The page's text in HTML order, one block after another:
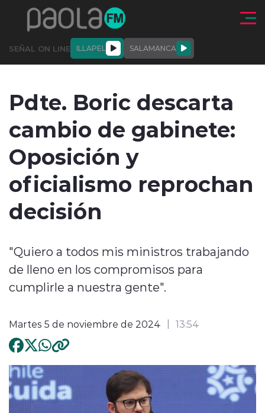
Click acá para ir directamente al contenido
SEÑAL ON LINE ILLAPEL SALAMANCA
DEPORTES
modo claro
Pdte. Boric descarta
cambio de gabinete:
Oposición y
oficialismo reprochan
decisión
"Quiero a todos mis ministros trabajando
de lleno en los compromisos para
cumplirle a nuestra gente".
Martes 5 de noviembre de 2024 13:54